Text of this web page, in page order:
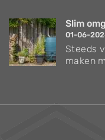
Slim
01-06-
Steeds
maken